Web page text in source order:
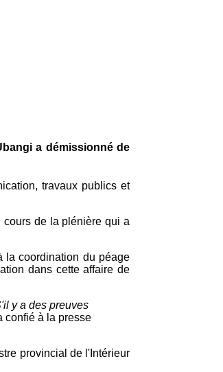
a démissionné de
travaux publics et
de la plénière qui a
la coordination du péage
dans cette affaire de
y a des preuves
confié à la presse
provincial de l'Intérieur